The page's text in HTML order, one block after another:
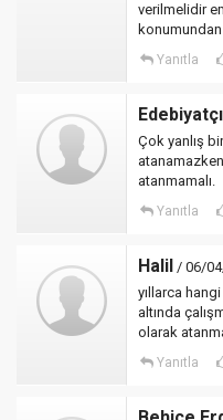
verilmelidir
konumundan
Yanıtla
Edebiyatçı
Çok yanlış
atanmamalı.
Yanıtla
Halil / 06/
yıllarca
altında
olarak
Yanıtla